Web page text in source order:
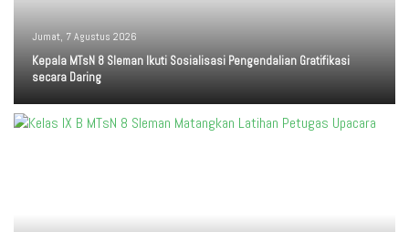
Jumat, 7 Agustus 2026
Kepala MTsN 8 Sleman Ikuti Sosialisasi Pengendalian Gratifikasi
secara Daring